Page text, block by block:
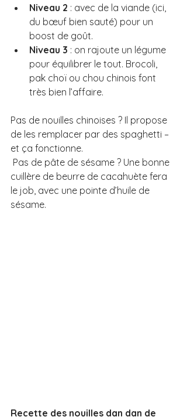
Niveau 2 : avec de la viande (ici,
du bœuf bien sauté) pour un
boost de goût.
Niveau 3 : on rajoute un légume
pour équilibrer le tout. Brocoli,
pak choï ou chou chinois font
très bien l’affaire.
Pas de nouilles chinoises ? Il propose
de les remplacer par des spaghetti –
et ça fonctionne.
cuillère de beurre de cacahuète fera
le job, avec une pointe d’huile de
sésame.
Recette des nouilles dan dan de